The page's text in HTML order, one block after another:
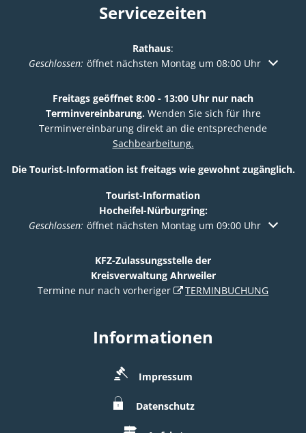
Servicezeiten
Rathaus:
Klicken, um weitere Öffnungs- oder Schließzeiten
Geschlossen: öffnet nächsten Montag um 08:00 Uhr
Freitags geöffnet 8:00 - 13:00 Uhr nur nach
Terminvereinbarung. Wenden Sie sich für Ihre
Terminvereinbarung direkt an die entsprechende
Sachbearbeitung.
Die Tourist‑Information ist freitags wie gewohnt zugänglich.
Tourist-Information
Hocheifel-Nürburgring:
Klicken, um weitere Öffnungs- oder Schließzeiten
Geschlossen: öffnet nächsten Montag um 09:00 Uhr
KFZ-Zulassungsstelle der
Kreisverwaltung Ahrweiler
Termine nur nach vorheriger
TERMINBUCHUNG
Informationen
Impressum
Datenschutz